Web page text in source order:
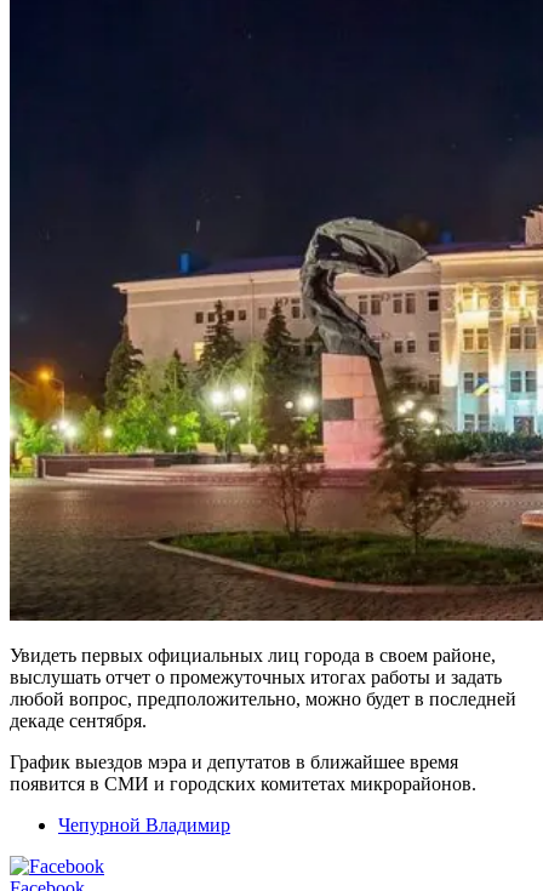
Увидеть первых официальных лиц города в своем районе,
выслушать отчет о промежуточных итогах работы и задать
любой вопрос, предположительно, можно будет в последней
декаде сентября.
График выездов мэра и депутатов в ближайшее время
появится в СМИ и городских комитетах микрорайонов.
Чепурной Владимир